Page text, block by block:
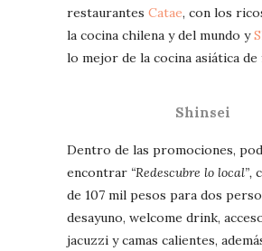
restaurantes Catae, con los
la cocina chilena y del mundo y
lo mejor de la cocina asiática de
Shinsei
Dentro de las promociones,
encontrar “Redescubre lo local”,
de 107 mil pesos para dos
desayuno, welcome drink,
jacuzzi y camas calientes,